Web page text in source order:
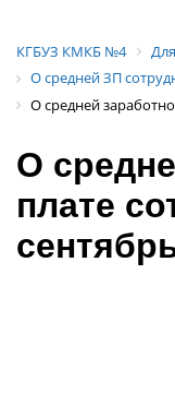
КГБУЗ КМКБ №4
О средней ЗП
О средней
О
плате